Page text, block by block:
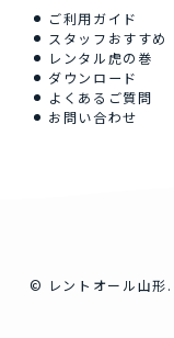
ご利用ガイド
スタッフおすすめ
レンタル虎の巻
ダウンロード
よくあるご質問
お問い合わせ
© レントオール山形.